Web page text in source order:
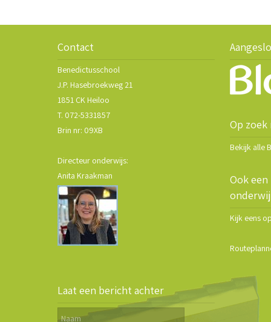
Contact
Benedictusschool
J.P. Hasebroekweg 21
1851 CK Heiloo
T. 072-5331857
Brin nr: 09XB
Directeur onderwijs:
Anita Kraakman
Laat een bericht achter
Op zoek
Bekijk alle
Ook
Kijk eens